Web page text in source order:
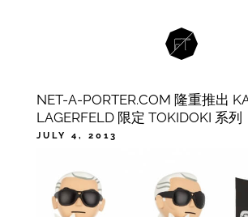
NET-A-PORTER.COM 隆重推出
LAGERFELD 限定 TOKIDOKI 系列
JULY 4, 2013
CATEGORIES
ACCESSORIES,
FW2013
TAGS